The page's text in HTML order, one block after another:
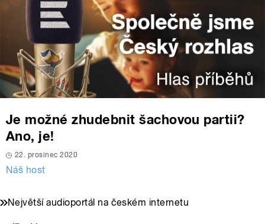
Je možné zhudebnit šachovou partii?
Ano, je!
22. prosinec 2020
Náš host
Největší audioportál na českém internetu